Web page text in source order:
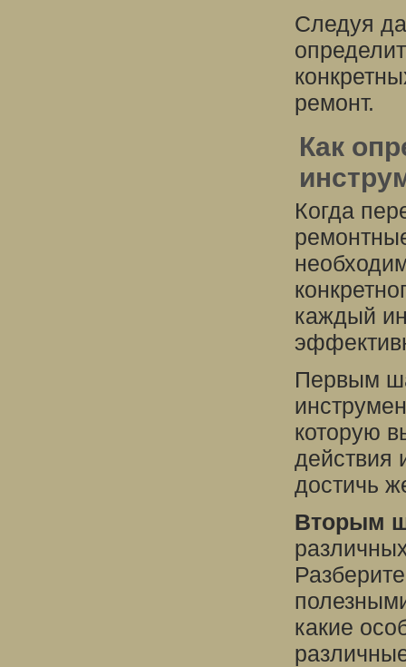
Следуя
ремонт.
Как
Когда
каждый
Первым
которую
действия
достичь
Вторым
какие